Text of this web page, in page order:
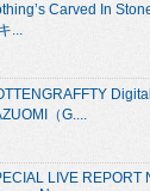
Carved In
...
（G....
LIVE REPORT